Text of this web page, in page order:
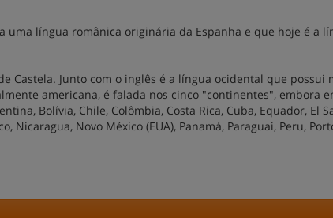
uma língua românica originária da Espanha e que hoje é a
Castela. Junto com o inglês é a língua ocidental que possui
americana, é falada nos cinco "continentes", embora
Bolívia, Chile, Colômbia, Costa Rica, Cuba, Equador, El
Nicaragua, Novo México (EUA), Panamá, Paraguai, Peru,